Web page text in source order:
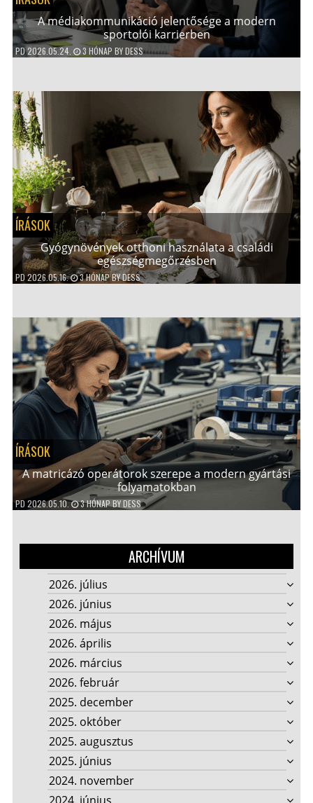
A médiakommunikáció jelentősége a modern
sportolói karrierben
PD2026.05.24. 3 HÓNAP BYDESS
ÍRÁSOK
Gyógynövények otthoni használata a családi
egészségmegőrzésben
PD2026.05.16. 3 HÓNAPBYDESS
ÍRÁSOK
A matricázó operátorok szerepe a modern gyártási
folyamatokban
PD 2026.05.10. 3 HÓNAPBYDESS
ARCHÍVUM
2026. július
2026. június
2026. május
2026. április
2026. március
2026. február
2025. december
2025. október
2025. augusztus
2025. június
2024. november